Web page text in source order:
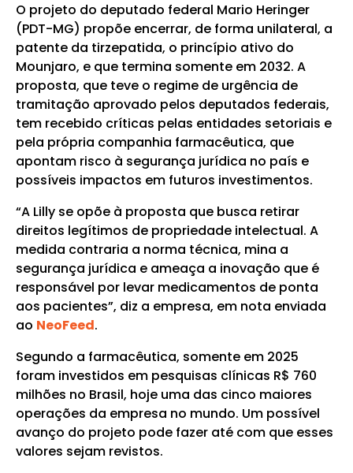
O projeto do deputado federal Mario Heringer
(PDT-MG) propõe encerrar, de forma unilateral, a
patente da tirzepatida, o princípio ativo do
Mounjaro, e que termina somente em 2032. A
proposta, que teve o regime de urgência de
tramitação aprovado pelos deputados federais,
tem recebido críticas pelas entidades setoriais e
pela própria companhia farmacêutica, que
apontam risco à segurança jurídica no país e
possíveis impactos em futuros investimentos.
“A Lilly se opõe à proposta que busca retirar
direitos legítimos de propriedade intelectual. A
medida contraria a norma técnica, mina a
segurança jurídica e ameaça a inovação que é
responsável por levar medicamentos de ponta
aos pacientes”, diz a empresa, em nota enviada
ao NeoFeed.
Segundo a farmacêutica, somente em 2025
foram investidos em pesquisas clínicas R$ 760
milhões no Brasil, hoje uma das cinco maiores
operações da empresa no mundo. Um possível
avanço do projeto pode fazer até com que esses
valores sejam revistos.